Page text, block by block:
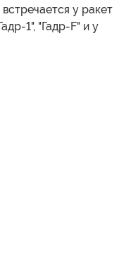
у ракет
1", "Гадр-F" и у